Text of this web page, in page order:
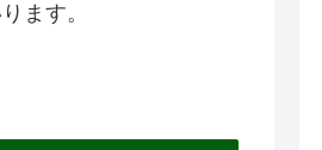
ます。